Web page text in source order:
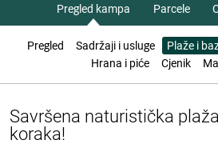
Pregled kampa Parcele
Pregled Sadržaji i usluge Plaže i
Hrana i piće
Cjenik
Savršena naturistička
koraka!